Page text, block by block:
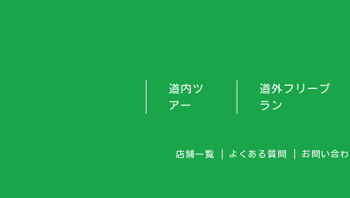
道内ツ
アー
道外フリープ
ラン
店舗一覧 よくある質問 お問い合